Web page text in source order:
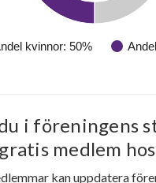
kvinnor: 50%
i föreningens
gratis medlem hos
kan uppdatera